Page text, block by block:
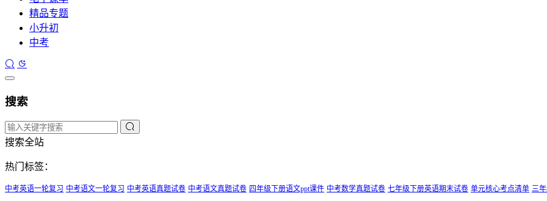
精品专题
小升初
中考
搜索
搜索全站
热门标签：
中考英语一轮复习 中考语文一轮复习 中考英语真题试卷 中考语文真题试卷 四年级下册语文ppt课件 中考数学真题试卷 七年级下册英语期末试卷 单元核心考点清单 三